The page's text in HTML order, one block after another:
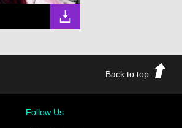
Back to top
Follow Us